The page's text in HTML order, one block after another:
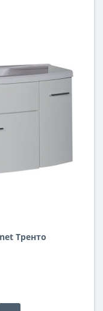
Тренто